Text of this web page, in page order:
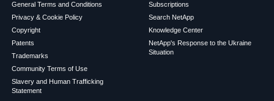
General Terms and Conditions
Privacy & Cookie Policy
Copyright
Patents
Trademarks
Community Terms of Use
Slavery and Human Trafficking
Statement
Subscriptions
Search NetApp
Knowledge Center
NetApp's Response to the Ukraine
Situation